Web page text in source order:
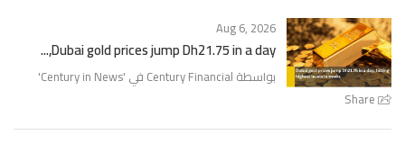
Share
Aug 6, 2026
Dubai gold prices jump Dh21.75 in a day,...
بواسطة Century Financial في ' Century in News
'